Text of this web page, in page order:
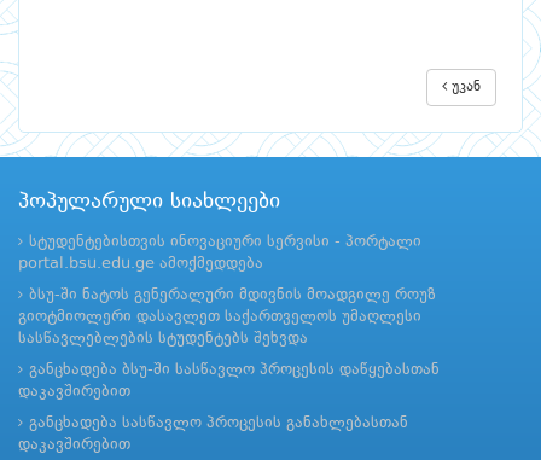
უკან
პოპულარული სიახლეები
სტუდენტებისთვის ინოვაციური სერვისი - პორტალი
portal.bsu.edu.ge ამოქმედდება
ბსუ-ში ნატოს გენერალური მდივნის მოადგილე როუზ
გიოტმიოლერი დასავლეთ საქართველოს უმაღლესი
სასწავლებლების სტუდენტებს შეხვდა
განცხადება ბსუ-ში სასწავლო პროცესის დაწყებასთან
დაკავშირებით
განცხადება სასწავლო პროცესის განახლებასთან
დაკავშირებით